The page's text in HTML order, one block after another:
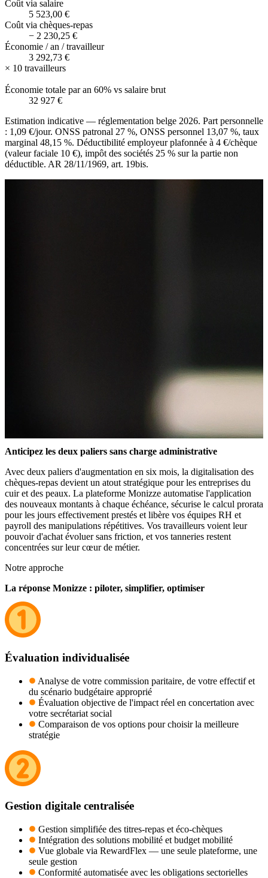
Coût via salaire
5 523,00 €
Coût via chèques-repas
− 2 230,25 €
Économie / an / travailleur
3 292,73 €
× 10 travailleurs
Économie totale par an 60% vs salaire brut
32 927 €
Estimation indicative — réglementation belge 2026. Part personnelle
: 1,09 €/jour. ONSS patronal 27 %, ONSS personnel 13,07 %, taux
marginal 48,15 %. Déductibilité employeur plafonnée à 4 €/chèque
(valeur faciale 10 €), impôt des sociétés 25 % sur la partie non
déductible. AR 28/11/1969, art. 19bis.
Anticipez les deux paliers sans charge administrative
Avec deux paliers d'augmentation en six mois, la digitalisation des
chèques-repas devient un atout stratégique pour les entreprises du
cuir et des peaux. La plateforme Monizze automatise l'application
des nouveaux montants à chaque échéance, sécurise le calcul prorata
pour les jours effectivement prestés et libère vos équipes RH et
payroll des manipulations répétitives. Vos travailleurs voient leur
pouvoir d'achat évoluer sans friction, et vos tanneries restent
concentrées sur leur cœur de métier.
Notre approche
La réponse Monizze : piloter, simplifier, optimiser
Évaluation individualisée
Analyse de votre commission paritaire, de votre effectif et
du scénario budgétaire approprié
Évaluation objective de l'impact réel en concertation avec
votre secrétariat social
Comparaison de vos options pour choisir la meilleure
stratégie
Gestion digitale centralisée
Gestion simplifiée des titres-repas et éco-chèques
Intégration des solutions mobilité et budget mobilité
Vue globale via RewardFlex — une seule plateforme, une
seule gestion
Conformité automatisée avec les obligations sectorielles